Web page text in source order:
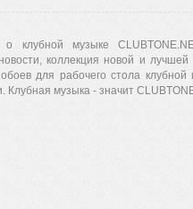
клубной музыке
коллекция новой и лучшей
для рабочего стола клубной
Клубная музыка - значит